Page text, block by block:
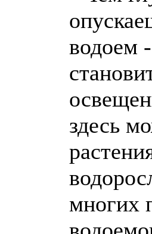
водоем
здесь
многих